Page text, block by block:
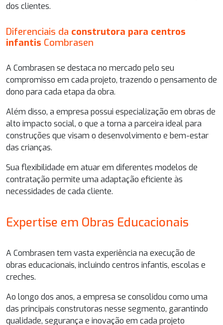
dos clientes.
Diferenciais da construtora para centros
infantis Combrasen
A Combrasen se destaca no mercado pelo seu
compromisso em cada projeto, trazendo o pensamento de
dono para cada etapa da obra.
Além disso, a empresa possui especialização em obras de
alto impacto social, o que a torna a parceira ideal para
construções que visam o desenvolvimento e bem-estar
das crianças.
Sua flexibilidade em atuar em diferentes modelos de
contratação permite uma adaptação eficiente às
necessidades de cada cliente.
Expertise em Obras Educacionais
A Combrasen tem vasta experiência na execução de
obras educacionais, incluindo centros infantis, escolas e
creches.
Ao longo dos anos, a empresa se consolidou como uma
das principais construtoras nesse segmento, garantindo
qualidade, segurança e inovação em cada projeto